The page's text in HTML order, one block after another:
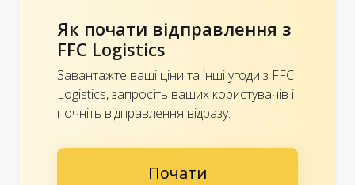
Як почати відправлення з
FFC Logistics
Завантажте ваші ціни та інші угоди з FFC
Logistics, запросіть ваших користувачів і
почніть відправлення відразу.
Почати